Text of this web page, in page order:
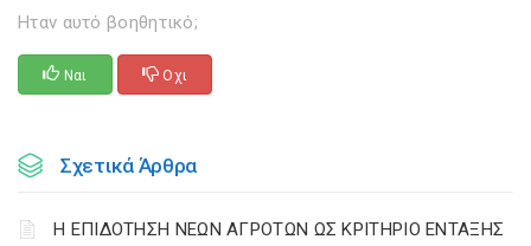
Ηταν αυτό βοηθητικό;
Ναι Οχι
Σχετικά Άρθρα
Η ΕΠΙΔΟΤΗΣΗ ΝΕΩΝ ΑΓΡΟΤΩΝ ΩΣ ΚΡΙΤΗΡΙΟ ΕΝΤΑΞΗΣ